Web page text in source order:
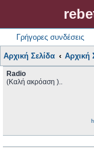
Γρήγορες συνδέσεις
Αρχική Σελίδα Αρχική
Radio
(Καλή ακρόαση )..